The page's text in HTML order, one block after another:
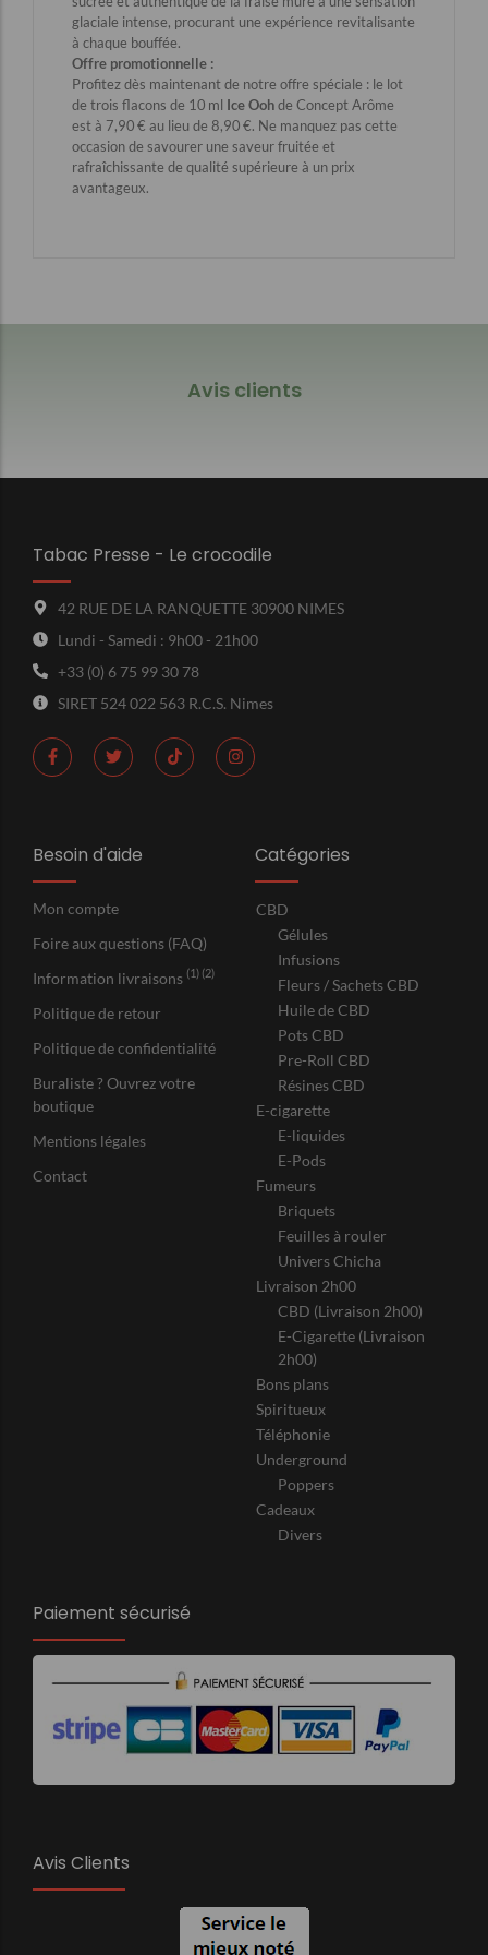
glaciale intense, procurant une expérience revitalisante
à chaque bouffée.​
Offre promotionnelle :
Profitez dès maintenant de notre offre spéciale : le lot
de trois flacons de 10 ml Ice Oohde Concept Arôme
est à 7,90 € au lieu de 8,90 €. Ne manquez pas cette
occasion de savourer une saveur fruitée et
rafraîchissante de qualité supérieure à un prix
avantageux.​
Avis clients
Tabac Presse - Le crocodile
42 RUE DE LA RANQUETTE 30900 NIMES
Lundi - Samedi : 9h00 - 21h00
+33 (0) 6 75 99 30 78
SIRET 524 022 563 R.C.S. Nimes
Besoin d'aide
Mon compte
Foire aux questions (FAQ)
Information livraisons (1) (2)
Politique de retour
Politique de confidentialité
Buraliste ? Ouvrez votre
boutique
Mentions légales
Contact
Catégories
CBD
Gélules
Infusions
Fleurs / Sachets CBD
Huile de CBD
Pots CBD
Pre-Roll CBD
Résines CBD
E-cigarette
E-liquides
E-Pods
Fumeurs
Briquets
Feuilles à rouler
Univers Chicha
Livraison 2h00
CBD (Livraison 2h00)
E-Cigarette (Livraison
2h00)
Bons plans
Spiritueux
Téléphonie
Underground
Poppers
Cadeaux
Divers
Paiement sécurisé
Avis Clients